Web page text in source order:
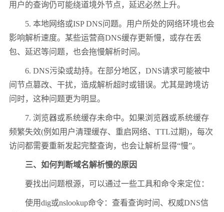
用户的查询仍可能绕道境外节点，延迟必然上升。
5. 本地网络或ISP DNS问题。用户所处的网络环境也会
影响解析速度。某些运营商DNS缓存更新慢，或存在丢
包、延迟等问题，也会拖慢解析时间。
6. DNS污染或劫持。在部分地区，DNS请求可能被中
间节点篡改、干扰，造成解析超时或错误。尤其是跨境访
问时，这种问题更为明显。
7. 浏览器或系统缓存未命中。如果浏览器或系统缓存
频繁失效(例如用户清理缓存、重启网络、TTL过期)，每次
访问都需要重新发起完整查询，也会让解析显得“慢”。
三、如何判断域名解析慢的原因
要找出问题根源，可以通过一些工具和命令来定位：
使用dig或nslookup命令：查看查询时间、权威DNS信